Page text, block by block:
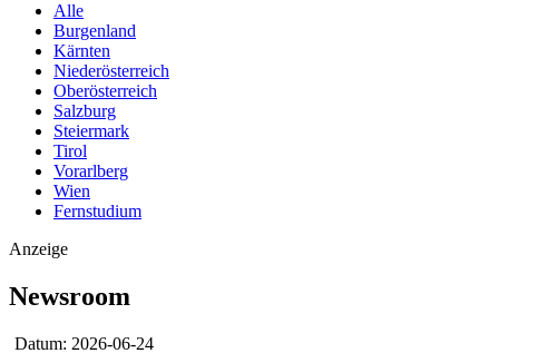
Alle
Burgenland
Kärnten
Niederösterreich
Oberösterreich
Salzburg
Steiermark
Tirol
Vorarlberg
Wien
Fernstudium
Anzeige
Newsroom
Datum: 2026-06-24